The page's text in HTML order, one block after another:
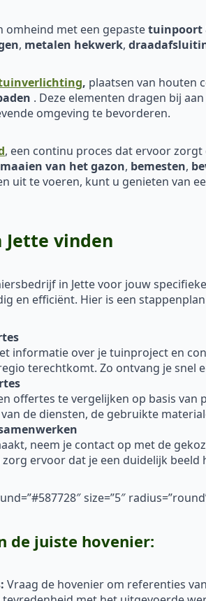
omheind met een gepastetuinpoort
, metalen hekwerk,
, plaatsen van houten
. Deze elementen dragen bij
omgeving te bevorderen.
, een continu proces dat ervoor
maaien van hetgazon, bemesten,
uit te voeren, kunt u genieten van
Jette vinden
in Jette voor jouw
en efficiënt. Hier is een
informatie over je tuinproject en
terechtkomt. Zo ontvang je snel
offertes te vergelijken op basis
de diensten, de gebruikte
neem je contact op met de
ervoor dat je een duidelijk
size=”5″
de juiste hovenier:
Vraag de hovenier om referenties